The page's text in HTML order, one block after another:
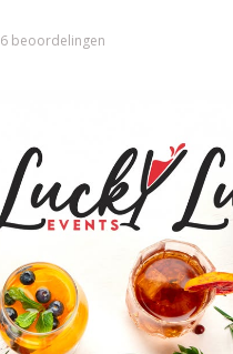
6 beoordelingen